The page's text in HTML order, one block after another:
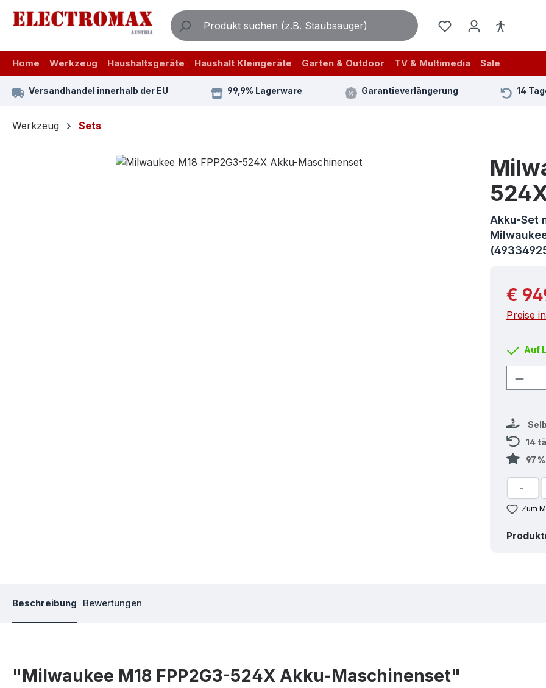
Hauptinhalt springen
Zur Suche springen
Zur Hauptnavigation springen
Home Werkzeug Haushaltsgeräte Haushalt Kleingeräte Garten & Outdoor TV & Multimedia Sale
Versandhandel innerhalb der EU 99,9% Lagerware Garantieverlängerung 14
Werkzeug Sets
Bildergalerie überspringen
Akku-Set
€
Preise
Auf
14
97
Zum
Beschreibung Bewertungen
"Milwaukee M18 FPP2G3-524X Akku-Maschinenset"